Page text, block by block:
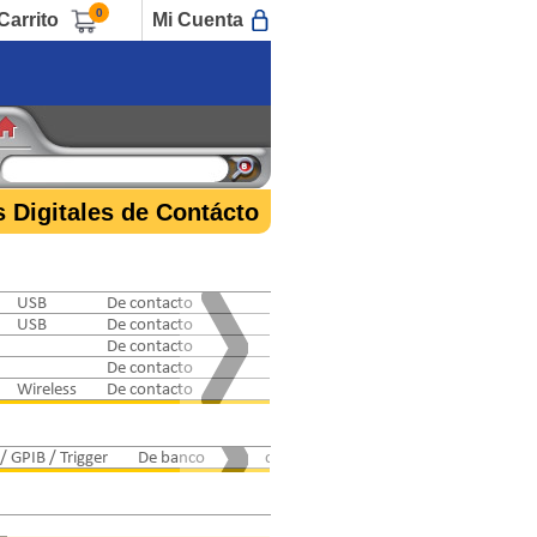
0 Mi Cuenta
Digitales de Contácto
USB
De contacto
USB
De contacto
De contacto
De contacto
Wireless De contacto
GPIB / Trigger De banco combinar con 6220 ó 6221